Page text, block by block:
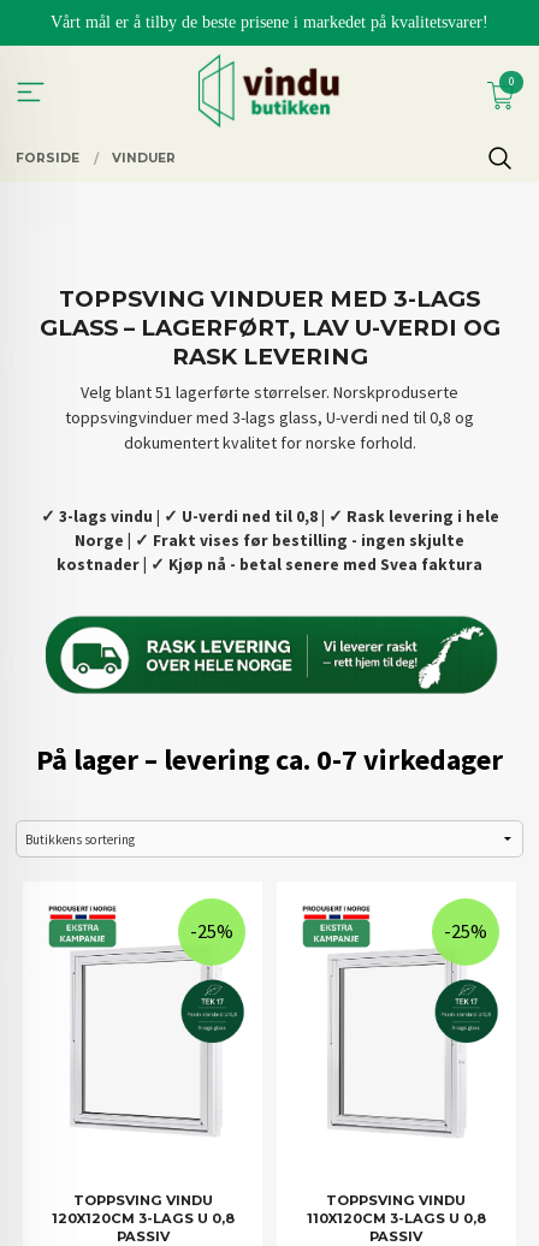
Vårt mål er å tilby de beste prisene i markedet på kvalitetsvarer!
0
FORSIDE VINDUER
TOPPSVING VINDUER MED 3-LAGS
GLASS – LAGERFØRT, LAV U-VERDI OG
RASK LEVERING
Velg blant 51 lagerførte størrelser. Norskproduserte
toppsvingvinduer med 3-lags glass, U-verdi ned til 0,8 og
dokumentert kvalitet for norske forhold.
✓ 3-lags vindu | ✓ U-verdi ned til 0,8| ✓ Rask levering i hele
Norge |
✓ Frakt vises før bestilling - ingen skjulte
kostnader
✓ Kjøp nå - betal senere med Svea faktura
På lager – levering ca. 0-7 virkedager
TOPPSVING VINDU
120X120CM 3-LAGS U 0,8
PASSIV
-25%
TOPPSVING VINDU
110X120CM 3-LAGS U 0,8
PASSIV
-25%